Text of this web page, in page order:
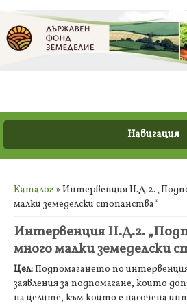
Вие сте тук
Каталог » Интервенция II.Д.2.
малки земеделски стопанства“
Интервенция II.Д.2.
много малки земеделски
Цел:Подпомагането по
заявления за подпомагане, които
на целите, към които е насочена